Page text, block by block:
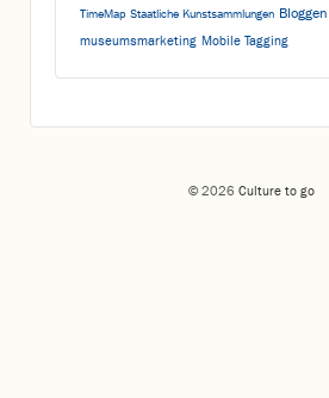
TimeMap Staatliche Kunstsammlungen Bloggen
museumsmarketing Mobile Tagging
© 2026 Culture to go